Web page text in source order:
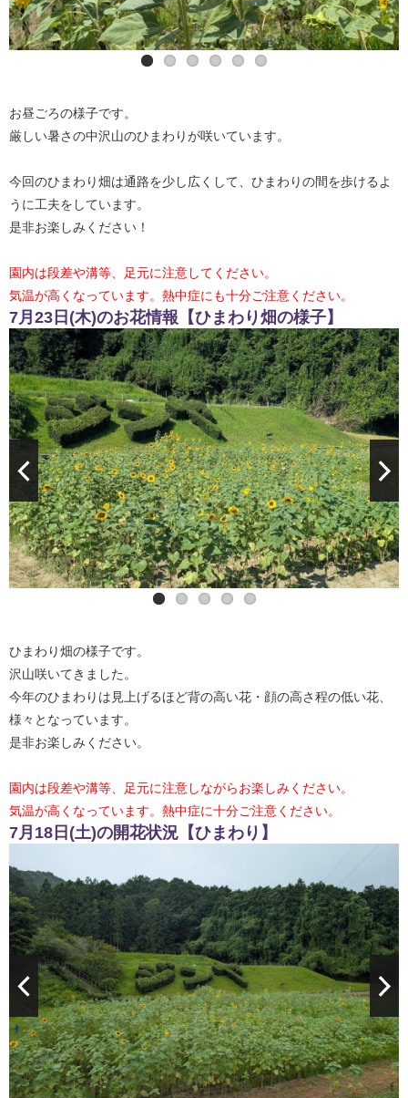
お昼ごろの様子です。
厳しい暑さの中沢山のひまわりが咲いています。
今回のひまわり畑は通路を少し広くして、ひまわりの間を歩けるよ
うに工夫をしています。
是非お楽しみください！
園内は段差や溝等、足元に注意してください。
気温が高くなっています。熱中症にも十分ご注意ください。
7月23日(木)のお花情報【ひまわり畑の様子】
ひまわり畑の様子です。
沢山咲いてきました。
今年のひまわりは見上げるほど背の高い花・顔の高さ程の低い花、
様々となっています。
是非お楽しみください。
園内は段差や溝等、足元に注意しながらお楽しみください。
気温が高くなっています。熱中症に十分ご注意ください。
7月18日(土)の開花状況【ひまわり】